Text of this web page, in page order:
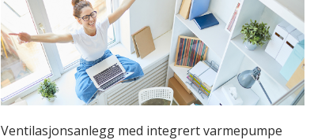
Ventilasjonsanlegg med integrert varmepumpe